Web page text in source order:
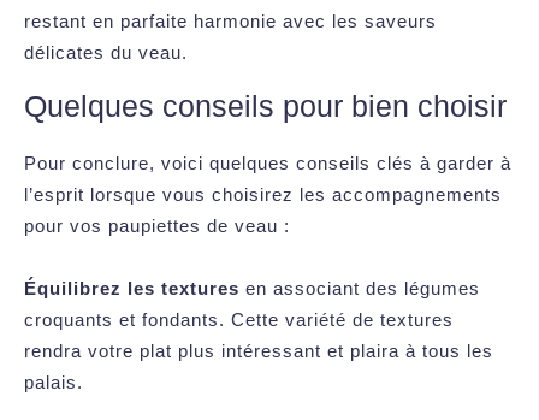
restant en parfaite harmonie avec les saveurs
délicates du veau.
Quelques conseils pour bien choisir
Pour conclure, voici quelques conseils clés à garder à
l’esprit lorsque vous choisirez les accompagnements
pour vos paupiettes de veau :
Équilibrez les textures en associant des légumes
croquants et fondants. Cette variété de textures
rendra votre plat plus intéressant et plaira à tous les
palais.